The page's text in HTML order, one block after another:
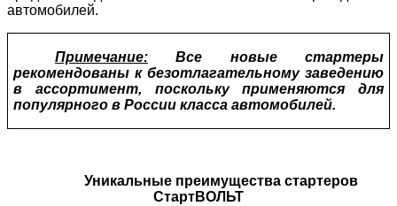
автомобилей.
Примечание:Все новые стартеры
рекомендованы к безотлагательному заведению
в ассортимент, поскольку применяются для
популярного в России класса автомобилей.
Уникальные преимущества стартеров
СтартВОЛЬТ